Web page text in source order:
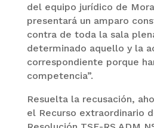
del equipo jurídico de
presentará un amparo
contra de toda la sala
determinado aquello y la
correspondiente porque
competencia”.
Resuelta la recusación,
el Recurso extraordinario